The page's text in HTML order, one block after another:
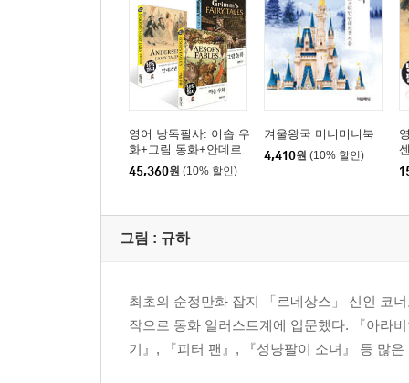
영어 낭독필사: 이솝 우
화+그림 동화+안데르
센 동화 세트
45,360원 (10% 할인)
겨울왕국 미니미니북
4,410원 (10% 할인)
그림 : 규하
최초의 순정만화 잡지 「르네상스」 신인 코
작으로 동화 일러스트계에 입문했다. 『아라
기』, 『피터 팬』, 『성냥팔이 소녀』 등 많